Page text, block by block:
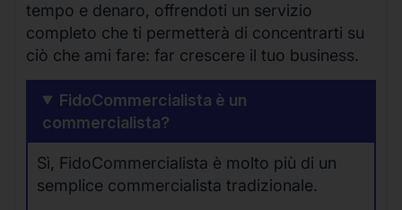
tempo e denaro, offrendoti un servizio
completo che ti permetterà di concentrarti su
ciò che ami fare: far crescere il tuo business.
FidoCommercialista è un
commercialista?
Sì, FidoCommercialista è molto più di un
semplice commercialista tradizionale.